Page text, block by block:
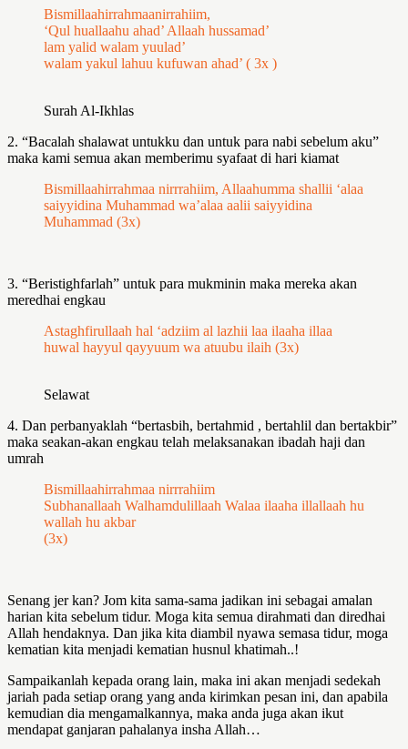
Bismillaahirrahmaanirrahiim,
‘Qul huallaahu ahad’ Allaah hussamad’
lam yalid walam yuulad’
walam yakul lahuu kufuwan ahad’ ( 3x )
Surah Al-Ikhlas
2. “Bacalah shalawat untukku dan untuk para nabi sebelum aku”
maka kami semua akan memberimu syafaat di hari kiamat
Bismillaahirrahmaa nirrrahiim, Allaahumma shallii ‘alaa
saiyyidina Muhammad wa’alaa aalii saiyyidina
Muhammad (3x)
3. “Beristighfarlah” untuk para mukminin maka mereka akan
meredhai engkau
Astaghfirullaah hal ‘adziim al lazhii laa ilaaha illaa
huwal hayyul qayyuum wa atuubu ilaih (3x)
Selawat
4. Dan perbanyaklah “bertasbih, bertahmid , bertahlil dan bertakbir”
maka seakan-akan engkau telah melaksanakan ibadah haji dan
umrah
Bismillaahirrahmaa nirrrahiim
Subhanallaah Walhamdulillaah Walaa ilaaha illallaah hu
wallah hu akbar
(3x)
Senang jer kan? Jom kita sama-sama jadikan ini sebagai amalan
harian kita sebelum tidur. Moga kita semua dirahmati dan diredhai
Allah hendaknya. Dan jika kita diambil nyawa semasa tidur, moga
kematian kita menjadi kematian husnul khatimah..!
Sampaikanlah kepada orang lain, maka ini akan menjadi sedekah
jariah pada setiap orang yang anda kirimkan pesan ini, dan apabila
kemudian dia mengamalkannya, maka anda juga akan ikut
mendapat ganjaran pahalanya insha Allah…